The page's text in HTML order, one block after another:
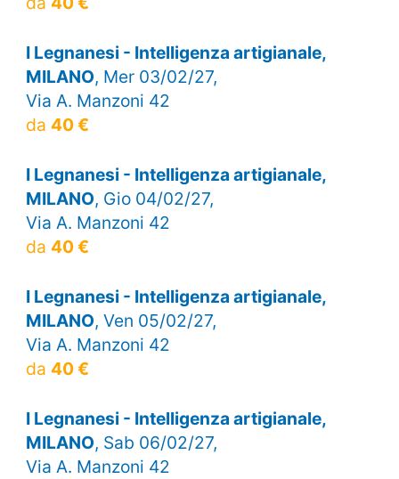
I Legnanesi - Intelligenza artigianale,
MILANO, Mer 03/02/27,
Via A. Manzoni 42
da 40 €
I Legnanesi - Intelligenza artigianale,
MILANO, Gio 04/02/27,
Via A. Manzoni 42
da 40 €
I Legnanesi - Intelligenza artigianale,
MILANO, Ven 05/02/27,
Via A. Manzoni 42
da 40 €
I Legnanesi - Intelligenza artigianale,
MILANO, Sab 06/02/27,
Via A. Manzoni 42